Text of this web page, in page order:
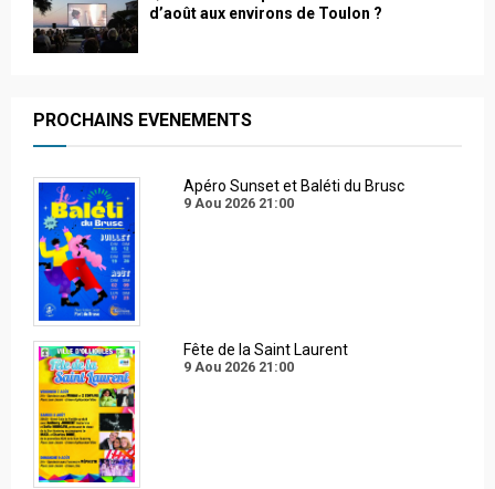
d’août aux environs de Toulon ?
PROCHAINS EVENEMENTS
Apéro Sunset et Baléti du Brusc
9 Aou 2026 21:00
Fête de la Saint Laurent
9 Aou 2026 21:00